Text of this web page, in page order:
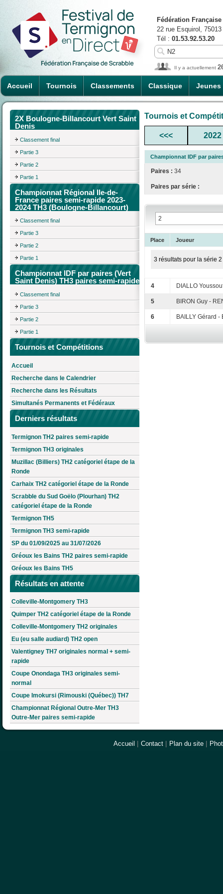
Accueil Tournois Classements Classique Jeunes
Fédération
22 rue Esquirol,
Tél : 01.53.92.53.20
Il y a actuellement
2X Boulogne-Billancourt Vert Saint
Denis
Classement final
Partie 3
Partie 2
Partie 1
Championnat Régional Ile-de-
France paires semi-rapide 2023-
2024 TH3 (Boulogne-Billancourt)
Classement final
Partie 3
Partie 2
Partie 1
Championnat IDF par paires (Vert
Saint Denis) TH3 paires semi-rapide
Classement final
Partie 3
Partie 2
Partie 1
Tournois et Compétitions
Accueil
Recherche dans le Calendrier
Recherche dans les Résultats
Simultanés Permanents et Fédéraux
Derniers résultats
Termignon TH2 paires semi-rapide
Termignon TH3 originales
Muzillac (Billiers) TH2 catégoriel étape de la
Ronde
Carhaix TH2 catégoriel étape de la Ronde
Scrabble du Sud Goëlo (Plourhan) TH2
catégoriel étape de la Ronde
Termignon TH5
Termignon TH3 semi-rapide
SP du 01/09/2025 au 31/07/2026
Gréoux les Bains TH2 paires semi-rapide
Gréoux les Bains TH5
Résultats en attente
Colleville-Montgomery TH3
Quimper TH2 catégoriel étape de la Ronde
Colleville-Montgomery TH2 originales
Eu (eu salle audiard) TH2 open
Valentigney TH7 originales normal + semi-
rapide
Coupe Onondaga TH3 originales semi-
normal
Coupe Imokursi (Rimouski (Québec)) TH7
Championnat Régional Outre-Mer TH3
Outre-Mer paires semi-rapide
Tournois et
<<< 2022
Championnat IDF par
Paires : 34
Paires par série :
Place Joueur
3 résultats pour la série 2
4 DIALLO
5 BIRON Guy -
6 BAILLY Gérard
Accueil Contact Plan du site